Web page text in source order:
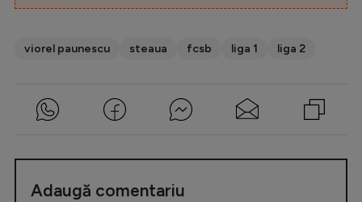
viorel paunescu steaua fcsb liga 1 liga 2
Adaugă comentariu